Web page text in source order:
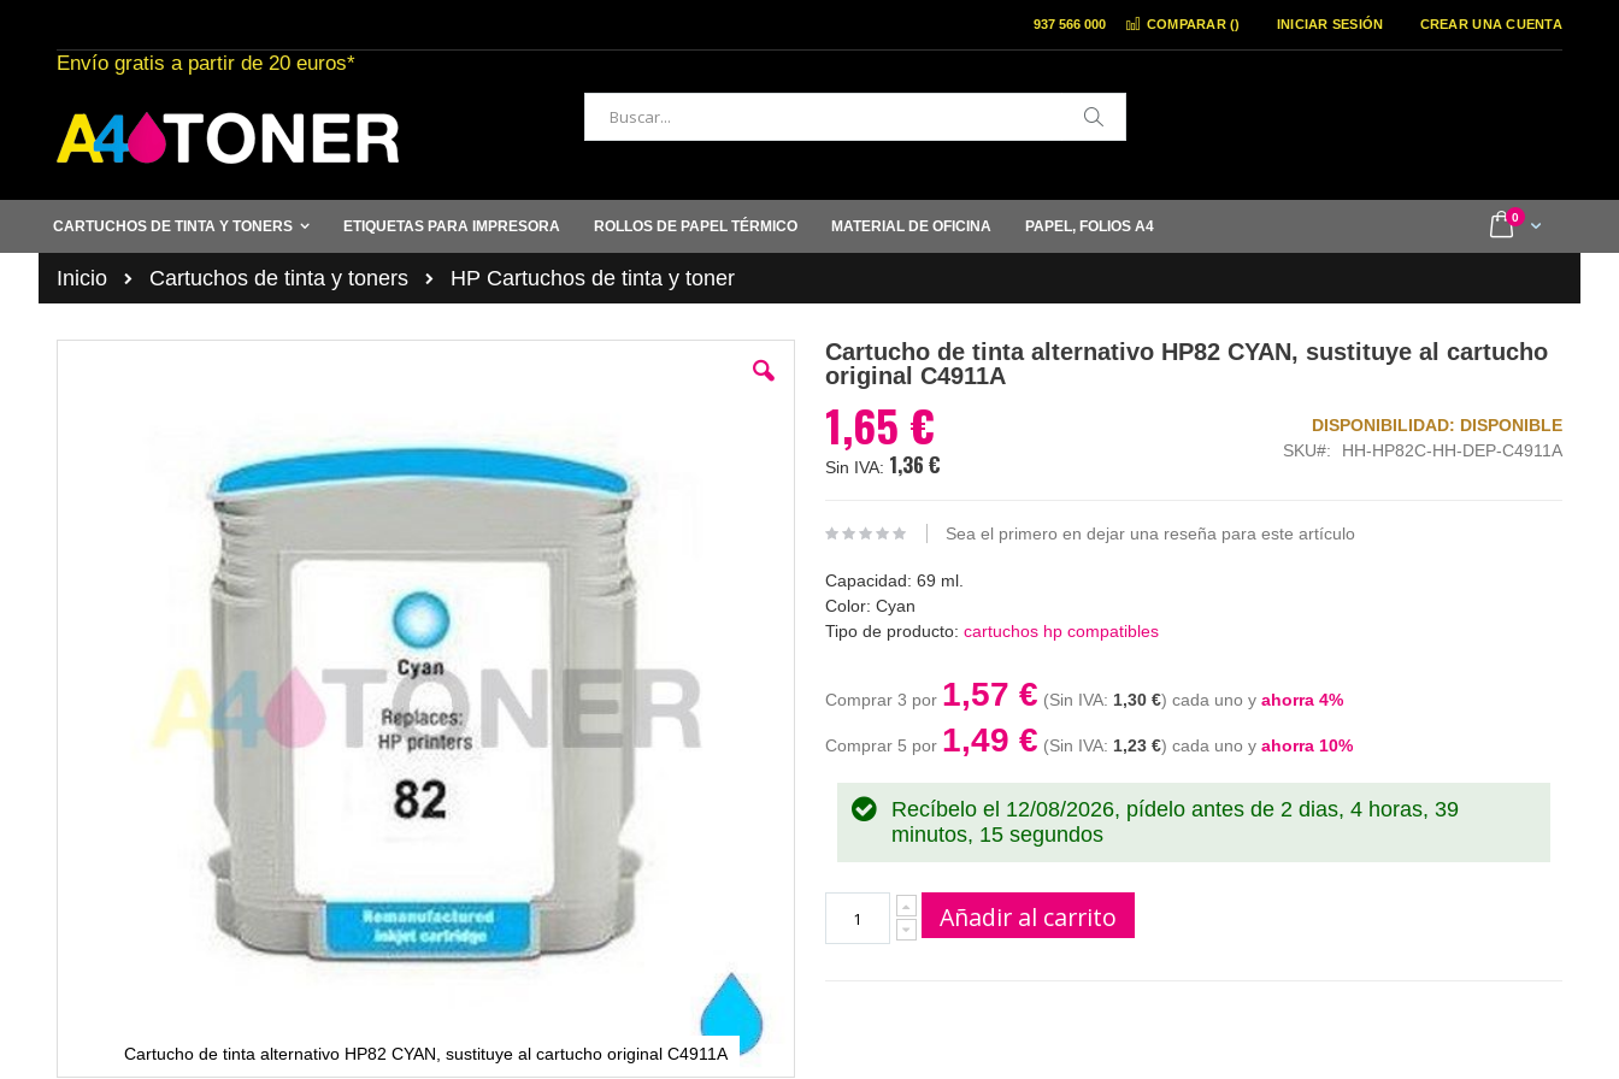
al
contenido
COMPARAR () INICIAR SESIÓN CREAR UNA CUENTA
937 566 000
Envío gratis a partir de 20 euros*
Buscar
Cart
0items
CARTUCHOS DE TINTA Y TONERS ETIQUETAS PARA IMPRESORA ROLLOS DE PAPEL TÉRMICO MATERIAL DE OFICINA PAPEL, FOLIOS A4
Inicio Cartuchos de tinta y toners HP Cartuchos de tinta y toner
Cartucho de tinta alternativo HP82 CYAN, sustituye al cartucho original C4911A
Cartucho de tinta alternativo HP82 CYAN, sustituye al cartucho
original C4911A
1,65 €
1,36 €
DISPONIBILIDAD: DISPONIBLE
SKU
HH-HP82C-HH-DEP-C4911A
Sea el primero en dejar una reseña para este artículo
Capacidad: 69 ml.
Color: Cyan
Tipo de producto: cartuchos hp compatibles
Comprar 3 por 1,57 € 1,30 € cada uno y ahorra 4%
Comprar 5 por 1,49 € 1,23 € cada uno y ahorra 10%
Recíbelo el 12/08/2026, pídelo antes de 2 dias, 4 horas, 39
minutos, 14 segundos
Añadir al carrito